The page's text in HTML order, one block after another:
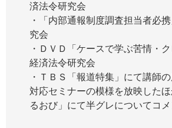
済法令研究会
・「内部通報制度調査担当者必
究会
・ＤＶＤ「ケースで学ぶ苦情・ク
経済法令研究会
・ＴＢＳ「報道特集」にて講師
対応セミナーの模様を放映した
るおび」にて半グレについてコメ